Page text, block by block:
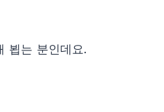
뵙는 분인데요.